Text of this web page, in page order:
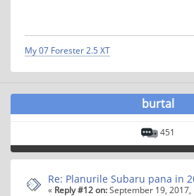
My 07 Forester 2.5 XT
burtal
451
Re: Planurile Subaru pana in
« Reply #12 on:September 19, 2017,